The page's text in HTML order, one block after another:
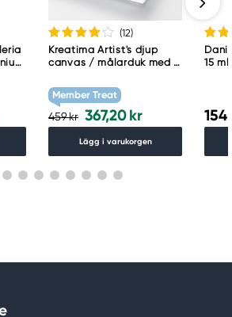
(12)
Kreatima Artist's djup
canvas / målarduk med 4
g/m²
Member Treat
459 kr 367,20 kr
Lägg i varukorgen
15